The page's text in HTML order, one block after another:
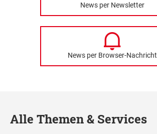
News per Newsletter
News per Browser-Nachricht
Alle Themen & Services